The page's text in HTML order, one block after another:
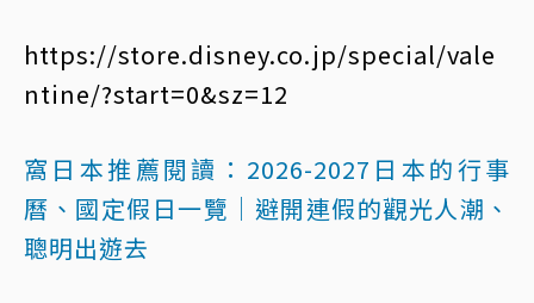
https://store.disney.co.jp/special/vale
ntine/?start=0&sz=12
窩日本推薦閱讀： 2026-2027日本的行事
曆、國定假日一覽｜避開連假的觀光人潮、
聰明出遊去